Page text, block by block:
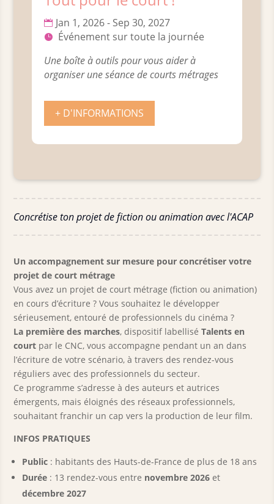
Jan 1, 2026 - Sep 30, 2027
Événement sur toute la journée
Une boîte à outils pour vous aider à
organiser une séance de courts métrages
+ D'INFORMATIONS
Concrétise ton projet de fiction ou animation avec l'ACAP
Un accompagnement sur mesure pour concrétiser votre
projet de court métrage
Vous avez un projet de court métrage (fiction ou animation)
en cours d’écriture ? Vous souhaitez le développer
sérieusement, entouré de professionnels du cinéma ?
La première des marches, dispositif labelliséTalents en
court par le CNC, vous accompagne pendant un an dans
l’écriture de votre scénario, à travers des rendez-vous
réguliers avec des professionnels du secteur.
Ce programme s’adresse à des auteurs et autrices
émergents, mais éloignés des réseaux professionnels,
souhaitant franchir un cap vers la production de leur film.
INFOS PRATIQUES
Public : habitants des Hauts-de-France de plus de 18 ans
Durée : 13 rendez-vous entre novembre 2026 et
décembre 2027